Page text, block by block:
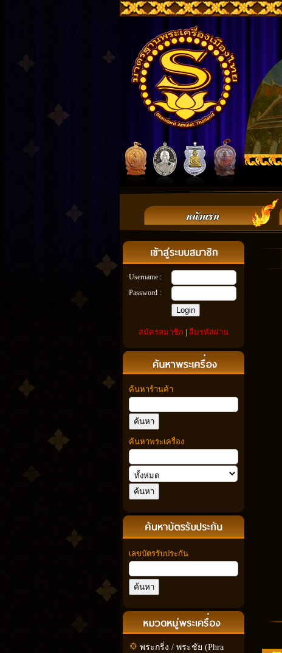
Username :
Password :
สมัครสมาชิก | ลืมรหัสผ่าน
ค้นหาร้านค้า
ค้นหาพระเครื่อง
เลขบัตรรับประกัน
พระกริ่ง / พระชัย (Phra